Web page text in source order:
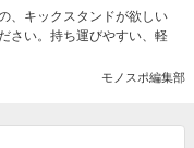
、キックスタンドが欲しい
さい。持ち運びやすい、軽
モノスポ編集部